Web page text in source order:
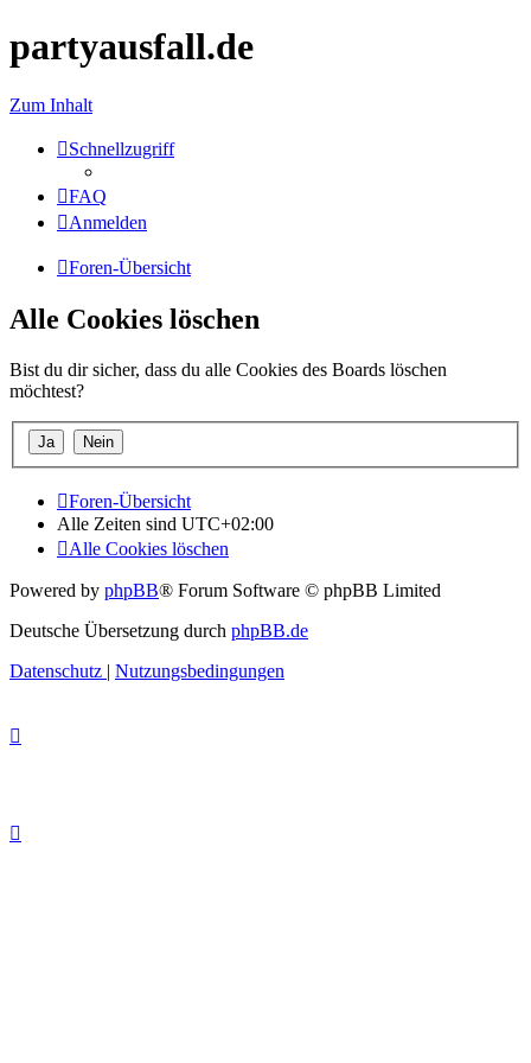
partyausfall.de
Zum Inhalt
Schnellzugriff
FAQ
Anmelden
Foren-Übersicht
Alle Cookies löschen
Bist du dir sicher, dass du alle Cookies des Boards löschen
möchtest?
Foren-Übersicht
Alle Zeiten sind UTC+02:00
Alle Cookies löschen
Powered by phpBB® Forum Software © phpBB Limited
Deutsche Übersetzung durch phpBB.de
Datenschutz | Nutzungsbedingungen